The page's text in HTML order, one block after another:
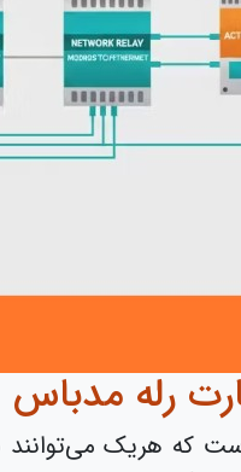
رله مدباس
که هریک می‌توانند